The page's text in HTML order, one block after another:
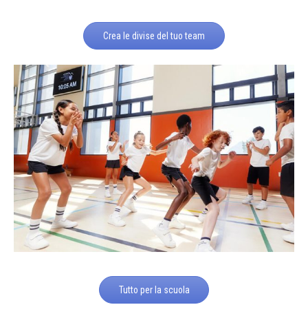
Crea le divise del tuo team
Tutto per la scuola